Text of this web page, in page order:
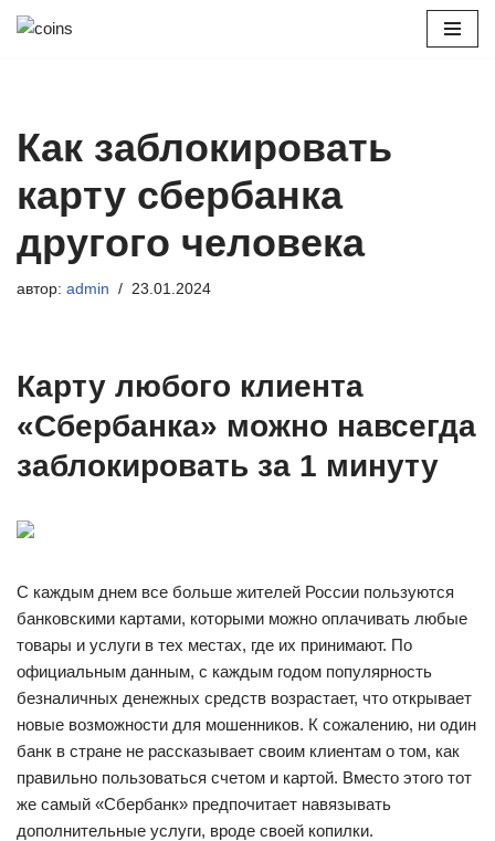
Как заблокировать
карту сбербанка
другого человека
автор: admin 23.01.2024
Карту любого клиента
«Сбербанка» можно навсегда
заблокировать за 1 минуту
С каждым днем все больше жителей России пользуются
банковскими картами, которыми можно оплачивать любые
товары и услуги в тех местах, где их принимают. По
официальным данным, с каждым годом популярность
безналичных денежных средств возрастает, что открывает
новые возможности для мошенников. К сожалению, ни один
банк в стране не рассказывает своим клиентам о том, как
правильно пользоваться счетом и картой. Вместо этого тот
же самый «Сбербанк» предпочитает навязывать
дополнительные услуги, вроде своей копилки.